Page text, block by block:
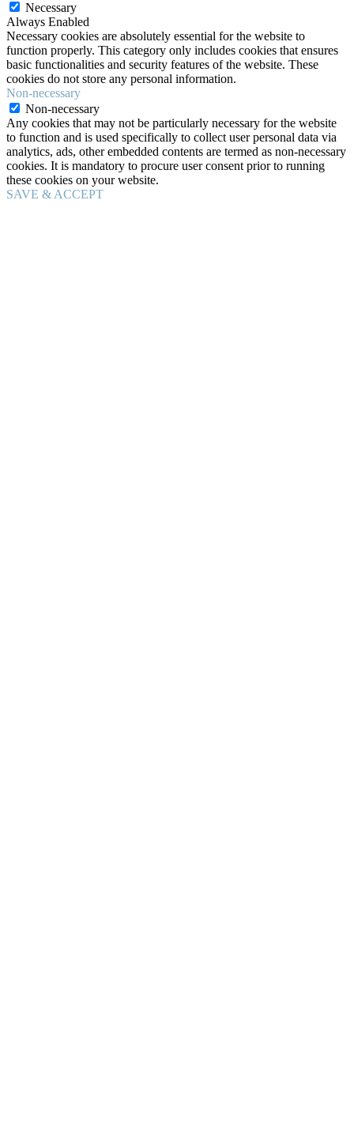
Necessary
Always Enabled
Necessary cookies are absolutely essential for the website to
function properly. This category only includes cookies that ensures
basic functionalities and security features of the website. These
cookies do not store any personal information.
Non-necessary
Non-necessary
Any cookies that may not be particularly necessary for the website
to function and is used specifically to collect user personal data via
analytics, ads, other embedded contents are termed as non-necessary
cookies. It is mandatory to procure user consent prior to running
these cookies on your website.
SAVE & ACCEPT